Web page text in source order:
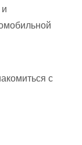
с